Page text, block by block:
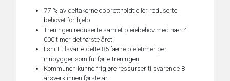
77 % av deltakerne opprettholdt eller reduserte
behovet for hjelp
Treningen reduserte samlet pleiebehov med nær 4
000 timer det første året
I snitt tilsvarte dette 85 færre pleietimer per
innbygger som fullførte treningen
Kommunen kunne frigjøre ressurser tilsvarende 8
årsverk innen første år